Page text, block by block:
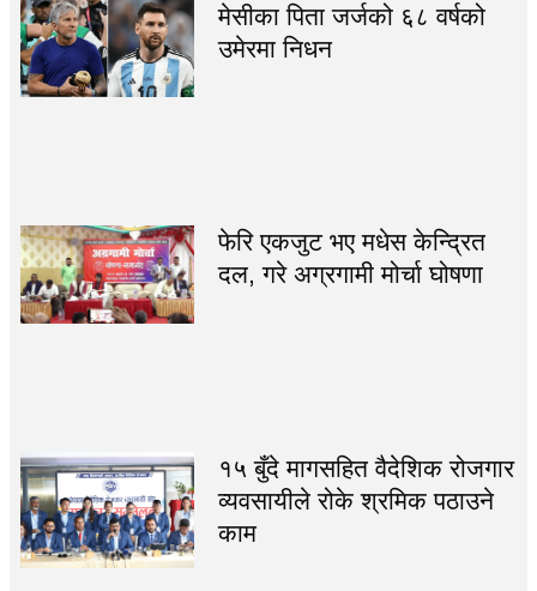
मेसीका पिता जर्जको ६८ वर्षको
उमेरमा निधन
फेरि एकजुट भए मधेस केन्द्रित
दल, गरे अग्रगामी मोर्चा घोषणा
१५ बुँदे मागसहित वैदेशिक रोजगार
व्यवसायीले रोके श्रमिक पठाउने
काम